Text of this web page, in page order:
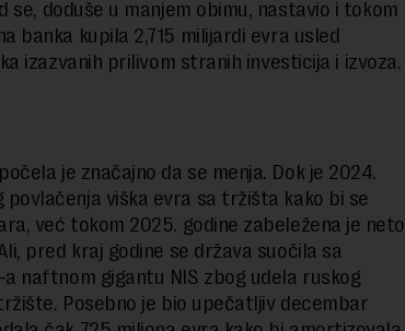
se, doduše u manjem obimu, nastavio i tokom
banka kupila 2,715 milijardi evra usled
izazvanih prilivom stranih investicija i izvoza.
je značajno da se menja. Dok je 2024.
povlačenja viška evra sa tržišta kako bi se
već tokom 2025. godine zabeležena je neto
pred kraj godine se država suočila sa
naftnom gigantu NIS zbog udela ruskog
Posebno je bio upečatljiv decembar